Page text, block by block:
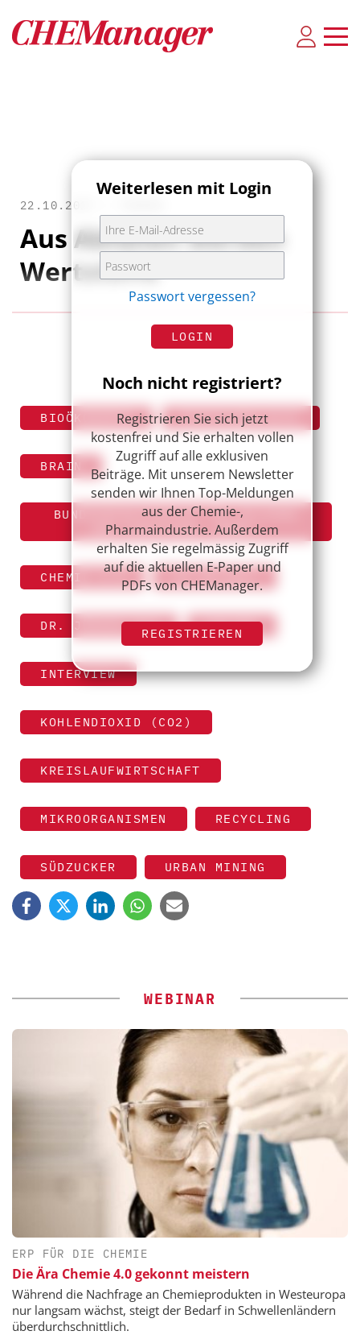
22.10.2017 •
Aus Abfällen werden
Wertstoffe
Weiterlesen mit Login
Passwort vergessen?
LOGIN
Noch nicht registriert?
Registrieren Sie sich jetzt
kostenfrei und Sie erhalten vollen
Zugriff auf alle exklusiven
Beiträge. Mit unserem Newsletter
senden wir Ihnen Top-Meldungen
aus der Chemie-,
Pharmaindustrie. Außerdem
erhalten Sie regelmässig Zugriff
auf die aktuellen E-Paper und
PDFs von CHEManager.
REGISTRIEREN
BIOÖKONOMIE BIOTECHNOLOGIE
BRAIN
BUNDESMINISTERIUM FÜR BILDUNG
UND FORSCHUNG (BMBF)
CHEMIE 4.0 CM 20/2017
DR. JÜRGEN ECK ENZYME
INTERVIEW
KOHLENDIOXID (CO2)
KREISLAUFWIRTSCHAFT
MIKROORGANISMEN RECYCLING
SÜDZUCKER URBAN MINING
WEBINAR
ERP FÜR DIE CHEMIE
Die Ära Chemie 4.0 gekonnt meistern
Während die Nachfrage an Chemieprodukten in Westeuropa
nur langsam wächst, steigt der Bedarf in Schwellenländern
überdurchschnittlich.